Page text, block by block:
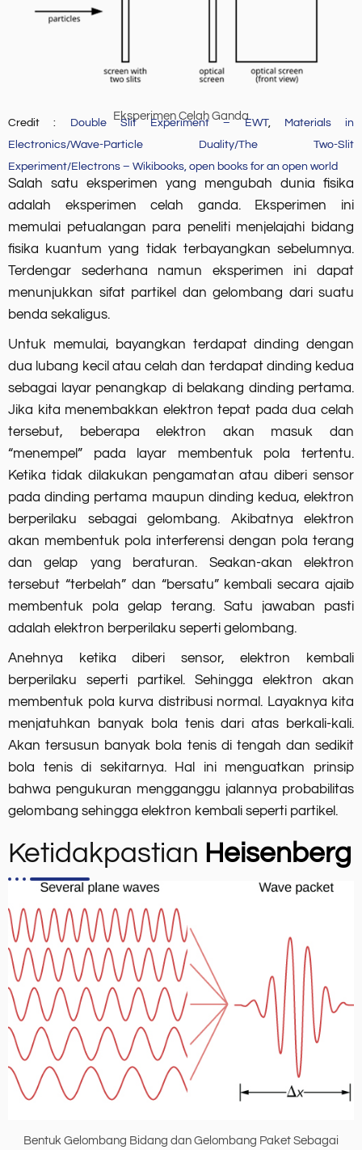
Eksperimen Celah Ganda
Credit : Double Slit Experiment – EWT, Materials in
Electronics/Wave-Particle Duality/The Two-Slit
Experiment/Electrons – Wikibooks, open books for an open world
Salah satu eksperimen yang mengubah dunia fisika
adalah eksperimen celah ganda. Eksperimen ini
memulai petualangan para peneliti menjelajahi bidang
fisika kuantum yang tidak terbayangkan sebelumnya.
Terdengar sederhana namun eksperimen ini dapat
menunjukkan sifat partikel dan gelombang dari suatu
benda sekaligus.
Untuk memulai, bayangkan terdapat dinding dengan
dua lubang kecil atau celah dan terdapat dinding kedua
sebagai layar penangkap di belakang dinding pertama.
Jika kita menembakkan elektron tepat pada dua celah
tersebut, beberapa elektron akan masuk dan
“menempel” pada layar membentuk pola tertentu.
Ketika tidak dilakukan pengamatan atau diberi sensor
pada dinding pertama maupun dinding kedua, elektron
berperilaku sebagai gelombang. Akibatnya elektron
akan membentuk pola interferensi dengan pola terang
dan gelap yang beraturan. Seakan-akan elektron
tersebut “terbelah” dan “bersatu” kembali secara ajaib
membentuk pola gelap terang. Satu jawaban pasti
adalah elektron berperilaku seperti gelombang.
Anehnya ketika diberi sensor, elektron kembali
berperilaku seperti partikel. Sehingga elektron akan
membentuk pola kurva distribusi normal. Layaknya kita
menjatuhkan banyak bola tenis dari atas berkali-kali.
Akan tersusun banyak bola tenis di tengah dan sedikit
bola tenis di sekitarnya. Hal ini menguatkan prinsip
bahwa pengukuran mengganggu jalannya probabilitas
gelombang sehingga elektron kembali seperti partikel.
Ketidakpastian Heisenberg
Bentuk Gelombang Bidang dan Gelombang Paket Sebagai